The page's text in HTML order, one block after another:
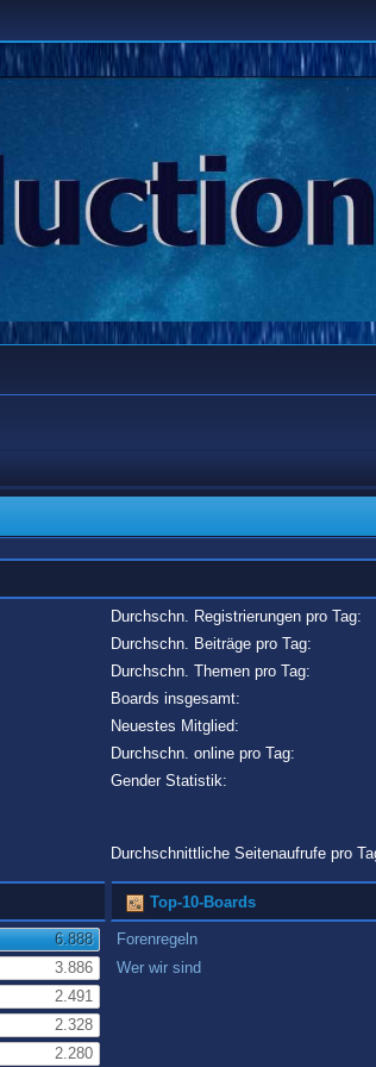
Durchschn. Registrierungen pro Tag:
Durchschn. Beiträge pro Tag:
Durchschn. Themen pro Tag:
Boards insgesamt:
Neuestes Mitglied:
Durchschn. online pro Tag:
Gender Statistik:
Durchschnittliche Seitenaufrufe pro
6.888
3.886
2.491
2.328
2.280
Top-10-Boards
Forenregeln
Wer wir sind